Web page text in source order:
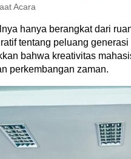
Acara
hanya berangkat dari
tentang peluang
bahwa kreativitas
perkembangan zaman.